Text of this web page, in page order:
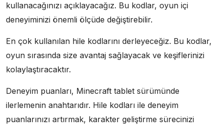
kullanacağınızı açıklayacağız. Bu kodlar, oyun içi
deneyiminizi önemli ölçüde değiştirebilir.
En çok kullanılan hile kodlarını derleyeceğiz. Bu kodlar,
oyun sırasında size avantaj sağlayacak ve keşiflerinizi
kolaylaştıracaktır.
Deneyim puanları, Minecraft tablet sürümünde
ilerlemenin anahtarıdır. Hile kodları ile deneyim
puanlarınızı artırmak, karakter geliştirme sürecinizi